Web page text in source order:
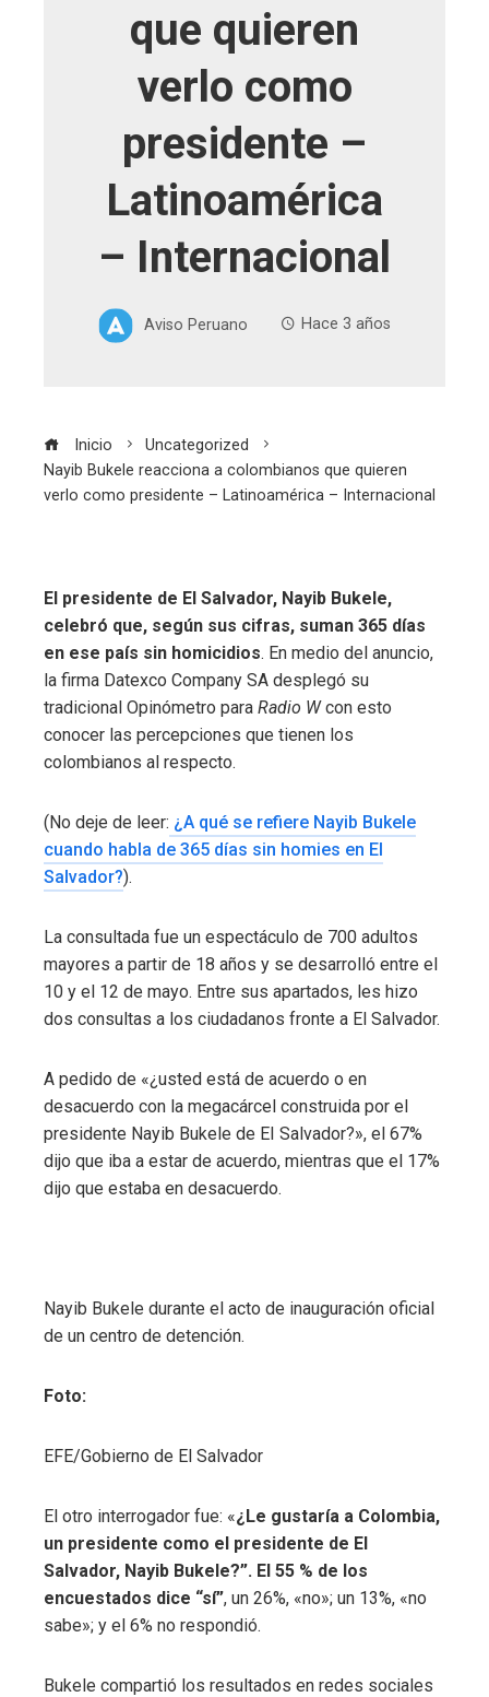
que quieren
verlo como
presidente –
Latinoamérica
– Internacional
Aviso Peruano Hace 3 años
Inicio
Uncategorized
Nayib Bukele reacciona a colombianos que quieren
verlo como presidente – Latinoamérica – Internacional
El presidente de El Salvador, Nayib Bukele,
celebró que, según sus cifras, suman 365 días
en ese país sin homicidios. En medio del anuncio,
la firma Datexco Company SA desplegó su
tradicional Opinómetro para Radio Wcon esto
conocer las percepciones que tienen los
colombianos al respecto.
(No deje de leer: ¿A qué se refiere Nayib Bukele
cuando habla de 365 días sin homies en El
Salvador?).
La consultada fue un espectáculo de 700 adultos
mayores a partir de 18 años y se desarrolló entre el
10 y el 12 de mayo. Entre sus apartados, les hizo
dos consultas a los ciudadanos fronte a El Salvador.
A pedido de «¿usted está de acuerdo o en
desacuerdo con la megacárcel construida por el
presidente Nayib Bukele de EI Salvador?», el 67%
dijo que iba a estar de acuerdo, mientras que el 17%
dijo que estaba en desacuerdo.
Nayib Bukele durante el acto de inauguración oficial
de un centro de detención.
Foto:
EFE/Gobierno de El Salvador
El otro interrogador fue: «¿Le gustaría a Colombia,
un presidente como el presidente de El
Salvador, Nayib Bukele?”. El 55 % de los
encuestados dice “sí”, un 26%, «no»; un 13%, «no
sabe»; y el 6% no respondió.
Bukele compartió los resultados en redes sociales